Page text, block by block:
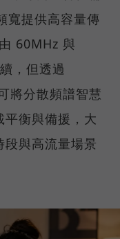
寬提供高容量傳
60MHz 與
，但透過
將分散頻譜智慧
衡與備援，大
與高流量場景